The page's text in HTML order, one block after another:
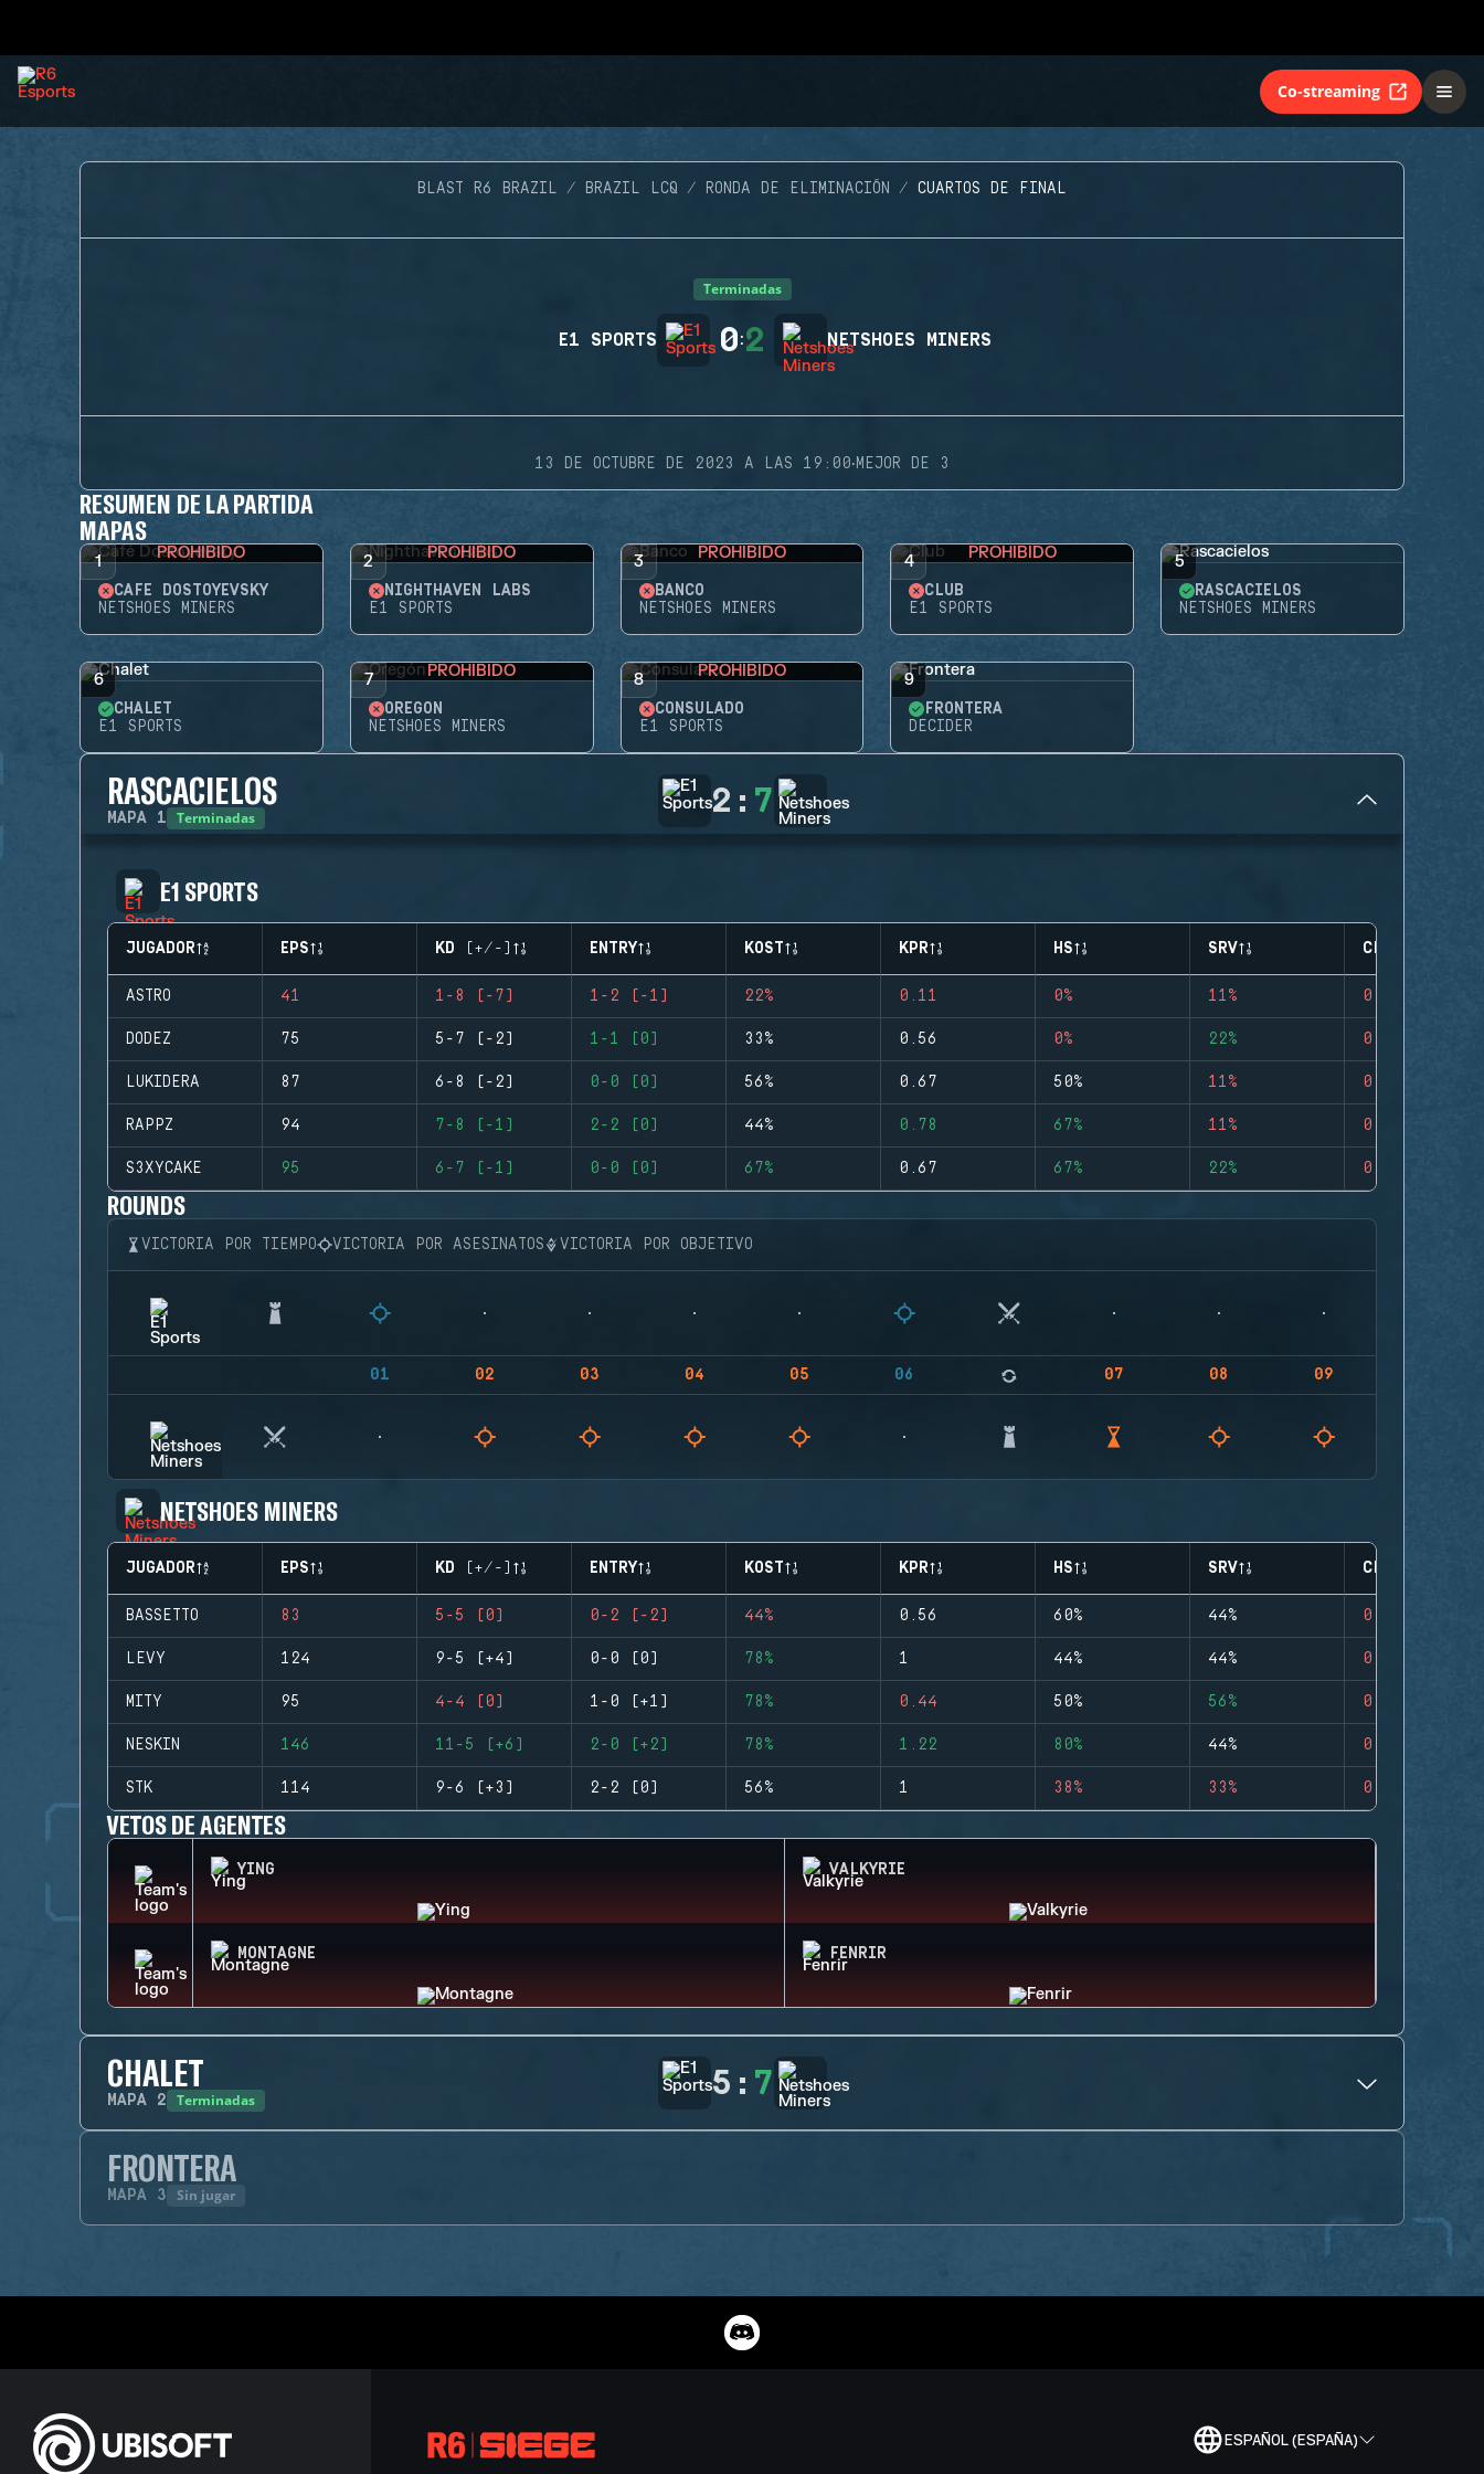
Co-streaming
BLAST R6 BRAZIL BRAZIL LCQ RONDA DE ELIMINACIÓN CUARTOS DE FINAL
Terminadas
E1 SPORTS 0:2 NETSHOES MINERS
13 DE OCTUBRE DE 2023 A LAS 19:00·MEJOR DE 3
RESUMEN DE LA PARTIDA
MAPAS
1 PROHIBIDO
CAFÉ DOSTOYEVSKY
NETSHOES MINERS
2 PROHIBIDO
NIGHTHAVEN LABS
E1 SPORTS
3 PROHIBIDO
BANCO
NETSHOES MINERS
4 PROHIBIDO
CLUB
E1 SPORTS
5
RASCACIELOS
NETSHOES MINERS
6
CHALET
E1 SPORTS
7 PROHIBIDO
OREGÓN
NETSHOES MINERS
8 PROHIBIDO
CONSULADO
E1 SPORTS
9
FRONTERA
DECIDER
RASCACIELOS
MAPA 1 Terminadas 2 : 7
E1 SPORTS
JUGADOR EPS KD (+/-) ENTRY KOST KPR HS SRV CLUTCHES
ASTRO 41 1-8 (-7) 1-2 (-1) 22% 0.11 0% 11% 0
DODEZ 75 5-7 (-2) 1-1 (0) 33% 0.56 0% 22% 0
LUKIDERA 87 6-8 (-2) 0-0 (0) 56% 0.67 50% 11% 0
RAPPZ 94 7-8 (-1) 2-2 (0) 44% 0.78 67% 11% 0
S3XYCAKE 95 6-7 (-1) 0-0 (0) 67% 0.67 67% 22% 0
ROUNDS
VICTORIA POR TIEMPO VICTORIA POR ASESINATOS VICTORIA POR OBJETIVO
01 02 03 04 05 06 07 08 09
NETSHOES MINERS
JUGADOR EPS KD (+/-) ENTRY KOST KPR HS SRV CLUTCHES
BASSETTO 83 5-5 (0) 0-2 (-2) 44% 0.56 60% 44% 0
LEVY 124 9-5 (+4) 0-0 (0) 78% 1 44% 44% 0
MITY 95 4-4 (0) 1-0 (+1) 78% 0.44 50% 56% 0
NESKIN 146 11-5 (+6) 2-0 (+2) 78% 1.22 80% 44% 0
STK 114 9-6 (+3) 2-2 (0) 56% 1 38% 33% 0
VETOS DE AGENTES
YING VALKYRIE
MONTAGNE FENRIR
CHALET
MAPA 2 Terminadas 5 : 7
FRONTERA
MAPA 3 Sin jugar
ESPAÑOL (ESPAÑA)